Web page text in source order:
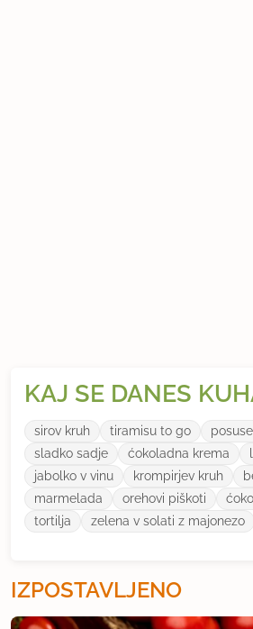
KAJ SE DANES
sirov kruh tiramisu to go
sladko sadje
ćokoladna krema
jabolko v vinu
krompirjev kruh
marmelada
orehovi piškoti
tortilja
zelena v solati z majonezo
IZPOSTAVLJENO